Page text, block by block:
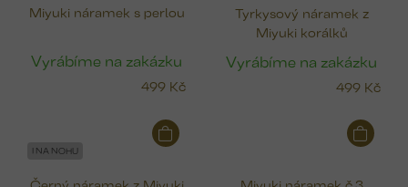
Miyuki náramek s perlou
Vyrábíme na zakázku
499 Kč
Tyrkysový náramek z
Miyuki korálků
Vyrábíme na zakázku
499 Kč
I NA NOHU